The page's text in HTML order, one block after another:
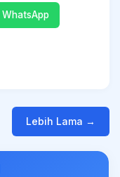
WhatsApp
Lebih Lama →